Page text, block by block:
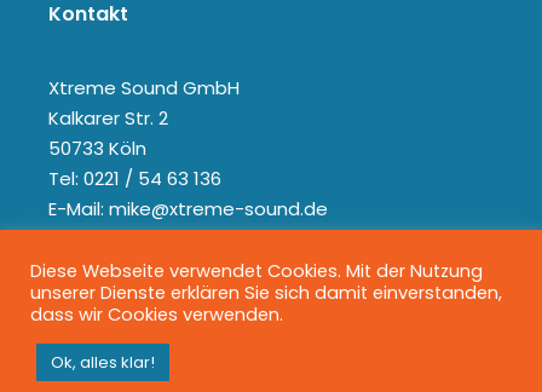
Kontakt
Xtreme Sound GmbH
Kalkarer Str. 2
50733 Köln
Tel: 0221 / 54 63 136
E-Mail: mike@xtreme-sound.de
Diese Webseite verwendet Cookies. Mit der Nutzung
unserer Dienste erklären Sie sich damit einverstanden,
dass wir Cookies verwenden.
Ok, alles klar!